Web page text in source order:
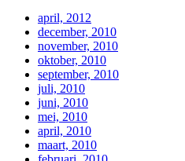
april, 2012
december, 2010
november, 2010
oktober, 2010
september, 2010
juli, 2010
juni, 2010
mei, 2010
april, 2010
maart, 2010